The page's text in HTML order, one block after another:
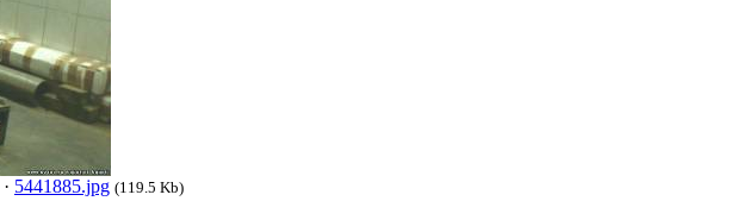
· 5441885.jpg (119.5 Kb)